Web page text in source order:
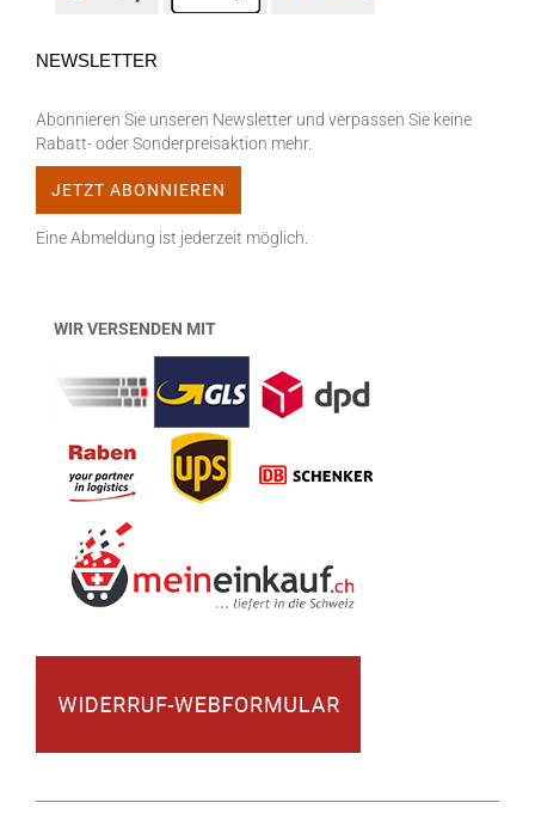
NEWSLETTER
Abonnieren Sie unseren Newsletter und verpassen Sie keine
Rabatt- oder Sonderpreisaktion mehr.
Eine Abmeldung ist jederzeit möglich.
WIR VERSENDEN MIT